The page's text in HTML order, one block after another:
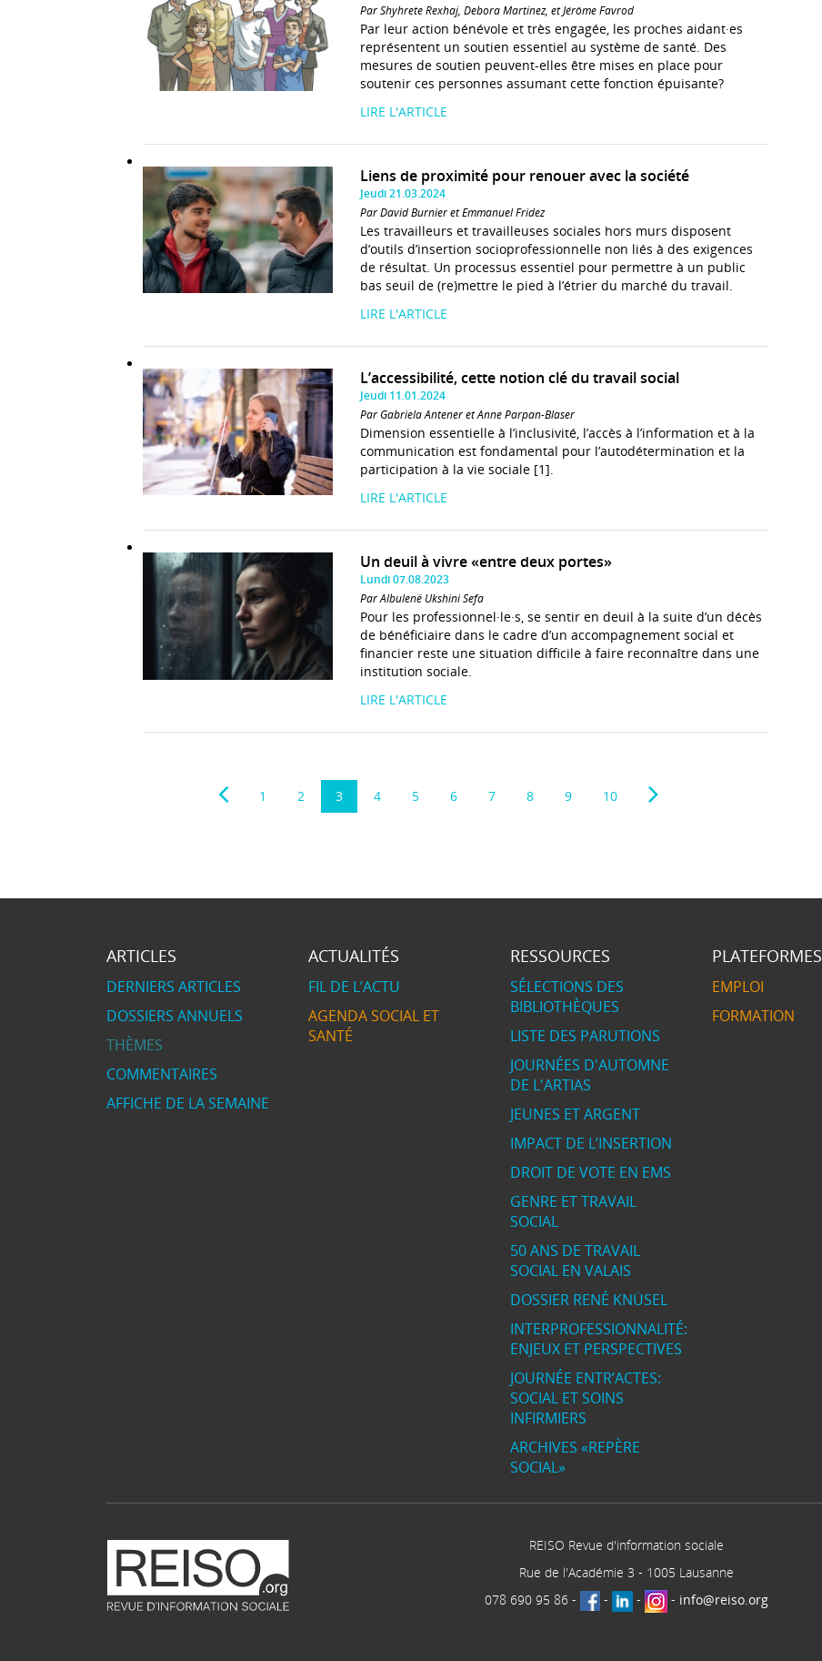
Par Shyhrete Rexhaj, Debora Martinez, et Jérôme Favrod
Par leur action bénévole et très engagée, les proches aidant·es
représentent un soutien essentiel au système de santé. Des
mesures de soutien peuvent-elles être mises en place pour
soutenir ces personnes assumant cette fonction épuisante?
LIRE L'ARTICLE
Liens de proximité pour renouer avec la société
Jeudi 21.03.2024
Par David Burnier et Emmanuel Fridez
Les travailleurs et travailleuses sociales hors murs disposent
d’outils d’insertion socioprofessionnelle non liés à des exigences
de résultat. Un processus essentiel pour permettre à un public
bas seuil de (re)mettre le pied à l’étrier du marché du travail.
LIRE L'ARTICLE
L’accessibilité, cette notion clé du travail social
Jeudi 11.01.2024
Par Gabriela Antener et Anne Parpan-Blaser
Dimension essentielle à l’inclusivité, l’accès à l’information et à la
communication est fondamental pour l’autodétermination et la
participation à la vie sociale [1].
LIRE L'ARTICLE
Un deuil à vivre «entre deux portes»
Lundi 07.08.2023
Par Albulenë Ukshini Sefa
Pour les professionnel·le·s, se sentir en deuil à la suite d’un décès
de bénéficiaire dans le cadre d’un accompagnement social et
financier reste une situation difficile à faire reconnaître dans une
institution sociale.
LIRE L'ARTICLE
1 2 3 4 5 6 7 8 9 10
ARTICLES
DERNIERS ARTICLES
DOSSIERS ANNUELS
THÈMES
COMMENTAIRES
AFFICHE DE LA SEMAINE
ACTUALITÉS
FIL DE L’ACTU
AGENDA SOCIAL ET
SANTÉ
RESSOURCES
SÉLECTIONS DES
BIBLIOTHÈQUES
LISTE DES PARUTIONS
JOURNÉES D'AUTOMNE
DE L'ARTIAS
JEUNES ET ARGENT
IMPACT DE L’INSERTION
DROIT DE VOTE EN EMS
GENRE ET TRAVAIL
SOCIAL
50 ANS DE TRAVAIL
SOCIAL EN VALAIS
DOSSIER RENÉ KNÜSEL
INTERPROFESSIONNALITÉ:
ENJEUX ET PERSPECTIVES
JOURNÉE ENTR’ACTES:
SOCIAL ET SOINS
INFIRMIERS
ARCHIVES «REPÈRE
SOCIAL»
PLATEFORMES
EMPLOI
FORMATION
REISO Revue d'information sociale
Rue de l'Académie 3 - 1005 Lausanne
078 690 95 86 - - - - info@reiso.org